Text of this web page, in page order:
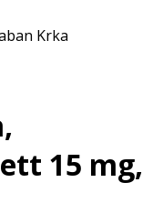
Krka
15 mg,